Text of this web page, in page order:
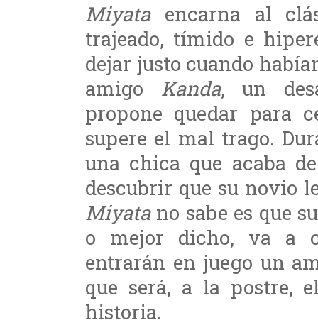
Miyataencarna al
trajeado, tímido e
dejar justo cuando
amigo Kanda, un
propone quedar para
supere el mal trago.
una chica que acaba
descubrir que su novio
Miyatano sabe es que
o mejor dicho, va a
entrarán en juego un
que será, a la postre,
historia.